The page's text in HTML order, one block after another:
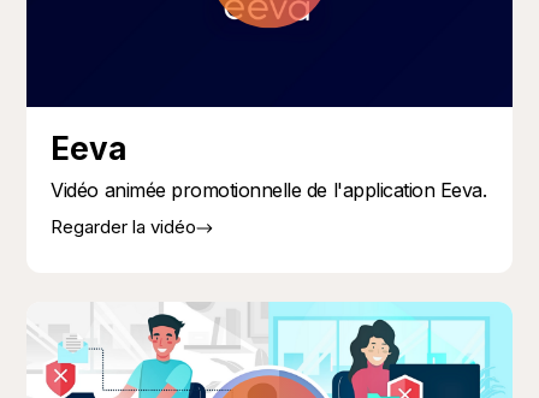
Eeva
Vidéo animée promotionnelle de l'application Eeva.
Regarder la vidéo